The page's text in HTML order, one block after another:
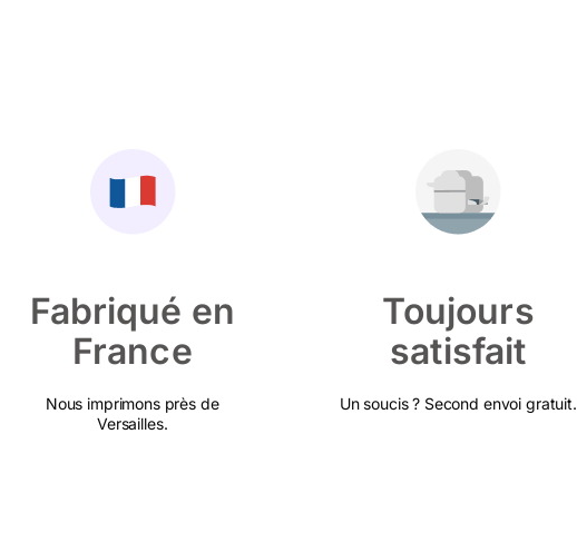
Fabriqué en
France
Nous imprimons près de
Versailles.
Toujours
satisfait
Un soucis ? Second envoi gratuit.